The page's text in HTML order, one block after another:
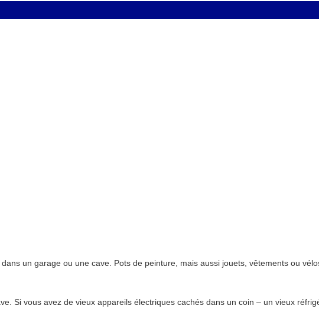
un garage ou une cave. Pots de peinture, mais aussi jouets, vêtements ou
Si vous avez de vieux appareils électriques cachés dans un coin – un vieux